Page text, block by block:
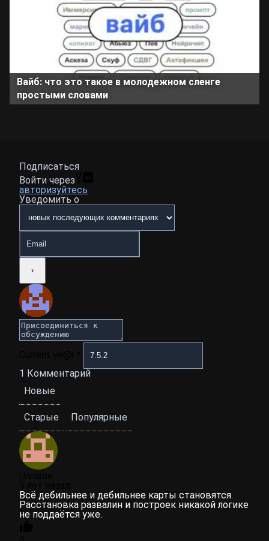
Вайб: что это такое в молодежном сленге
простыми словами
Подписаться
Войти через
авторизуйтесь
Уведомить о
1 Комментарий
Новые
Старые Популярные
Всё дебильнее и дебильнее карты становятся.
Расстановка развалин и построек никакой логике
не поддаётся уже.